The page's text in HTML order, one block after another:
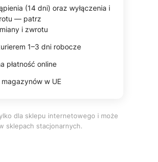
(14 dni) oraz wyłączenia i
— patrz
i zwrotu
1–3 dni robocze
płatność online
magazynów w UE
dla sklepu internetowego i może
sklepach stacjonarnych.